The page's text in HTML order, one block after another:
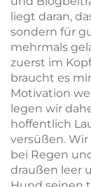
liegt daran,
sondern für
mehrmals
zuerst im
braucht es
Motivation
legen wir
hoffentlich
versüßen.
bei Regen
draußen leer